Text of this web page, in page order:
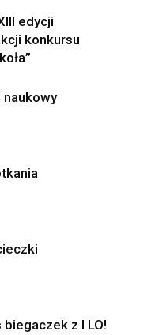
edycji
konkursu
naukowy
z I LO!